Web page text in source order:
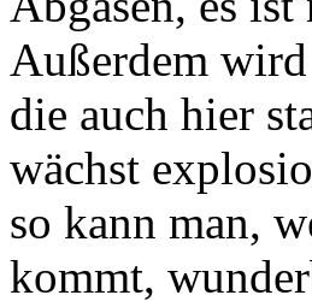
Außerdem
die auch hier
wächst
so kann man,
kommt,